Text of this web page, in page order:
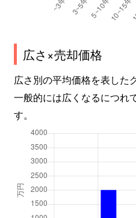
広さ×売却価格
広さ別の平均価格を表した
一般的には広くなるにつれ
す。